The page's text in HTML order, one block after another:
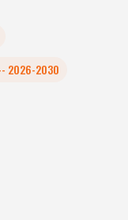
2026-2030